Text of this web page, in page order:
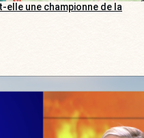
elle une championne de la